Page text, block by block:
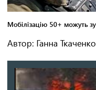
Автор: Ганна Ткаченко